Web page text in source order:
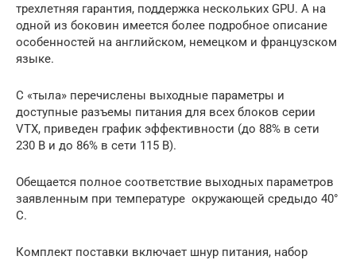
трехлетняя гарантия, поддержка нескольких GPU. А на
одной из боковин имеется более подробное описание
особенностей на английском, немецком и французском
языке.
С «тыла» перечислены выходные параметры и
доступные разъемы питания для всех блоков серии
VTX, приведен график эффективности (до 88% в сети
230 В и до 86% в сети 115 В).
Обещается полное соответствие выходных параметров
заявленным при температуре окружающей средыдо 40°
C.
Комплект поставки включает шнур питания, набор